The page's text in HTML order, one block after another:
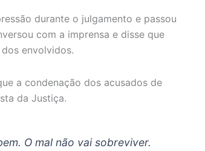
durante o julgamento e passou
com a imprensa e disse que
envolvidos.
a condenação dos acusados de
da Justiça.
O mal não vai sobreviver.